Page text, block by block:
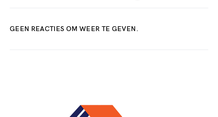
GEEN REACTIES OM WEER TE GEVEN.